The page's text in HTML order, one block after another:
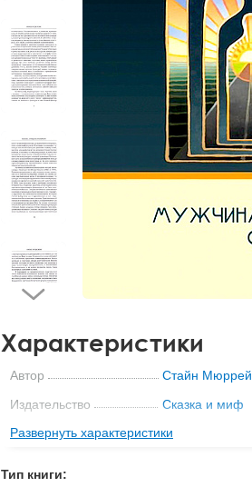
Характеристики
Автор
Стайн Мюррей
Издательство
Сказка и миф
Формат книги
209x148x9 мм
Развернуть характеристики
Тип книги: